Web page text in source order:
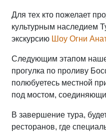
Для тех кто пожелает
культурным наследием
экскурсию Шоу Огни
Следующим этапом
прогулка по проливу
полюбуетесь местной
под мостом,
В завершение тура,
ресторанов, где